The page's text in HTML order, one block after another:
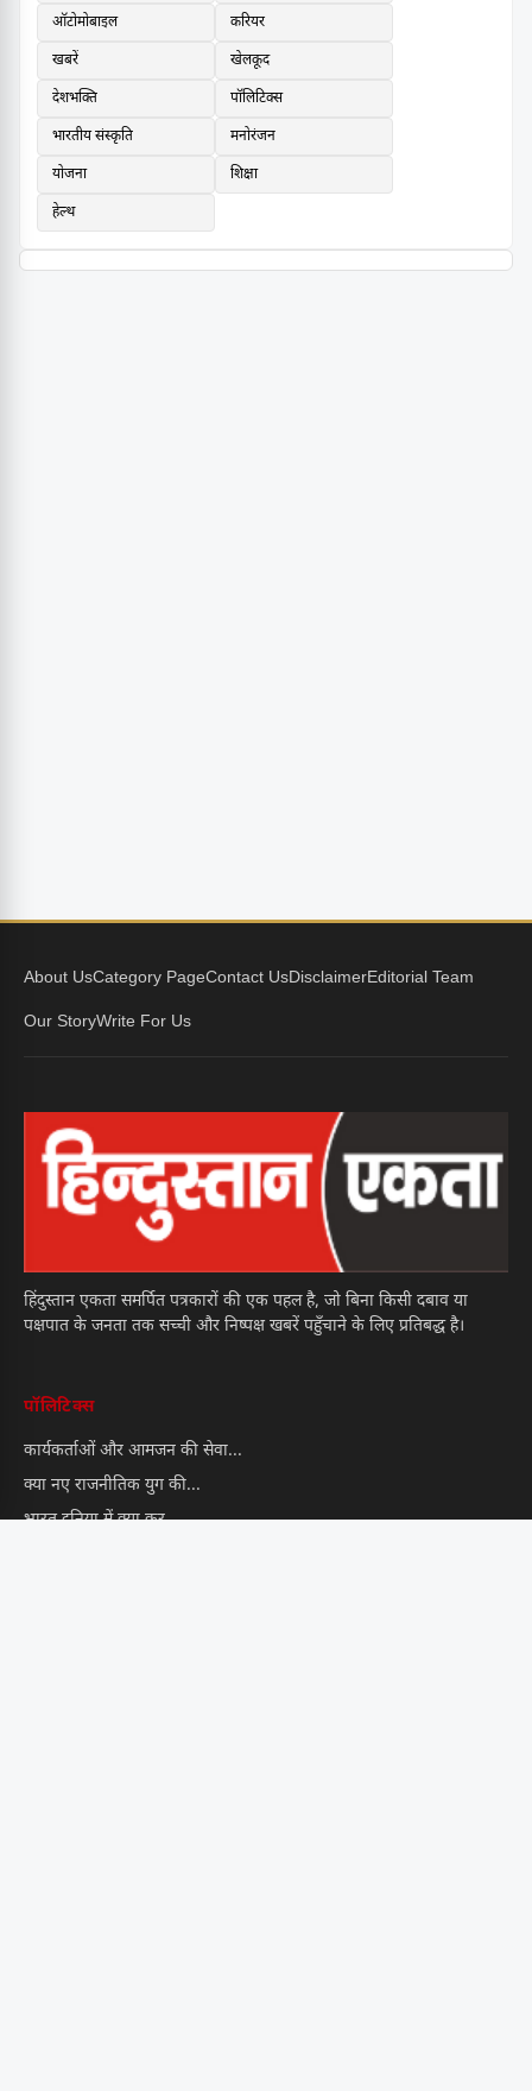
ऑटोमोबाइल
करियर
खबरें
खेलकूद
देशभक्ति
पॉलिटिक्स
भारतीय संस्कृति
मनोरंजन
योजना
शिक्षा
हेल्थ
About UsCategory PageContact UsDisclaimerEditorial Team
Our StoryWrite For Us
हिंदुस्तान एकता समर्पित पत्रकारों की एक पहल है, जो बिना किसी दबाव या
पक्षपात के जनता तक सच्ची और निष्पक्ष खबरें पहुँचाने के लिए प्रतिबद्ध है।
पॉलिटिक्स
कार्यकर्ताओं और आमजन की सेवा...
क्या नए राजनीतिक युग की...
भारत दुनिया में क्या कर...